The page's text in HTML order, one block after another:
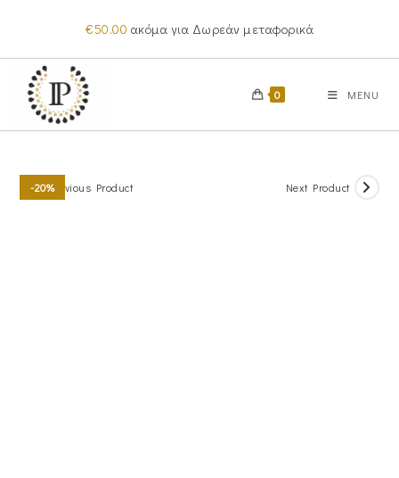
content
€50.00 ακόμα για Δωρεάν μεταφορικά
0 MENU
-20%Previous Product Next Product